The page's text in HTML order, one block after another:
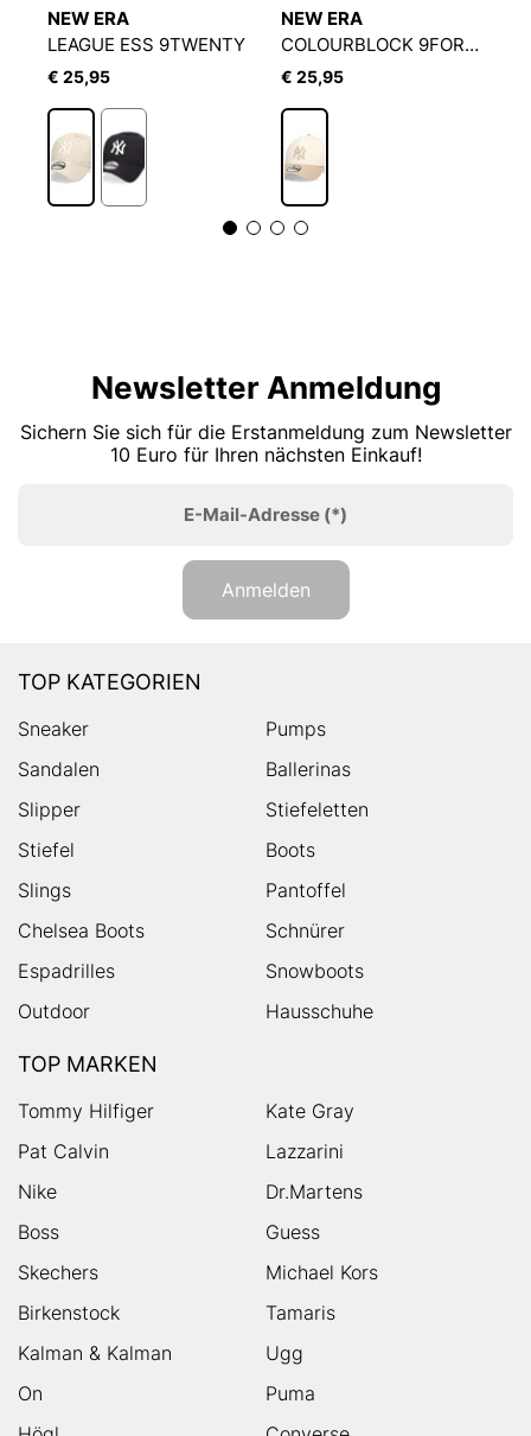
NEW ERA
LEAGUE ESS 9TWENTY
€ 25,95
NEW ERA
COLOURBLOCK 9FORTY
€ 25,95
Newsletter Anmeldung
Sichern Sie sich für die Erstanmeldung zum Newsletter
10 Euro für Ihren nächsten Einkauf!
E-Mail-Adresse (*)
Anmelden
TOP KATEGORIEN
Sneaker
Pumps
Sandalen
Ballerinas
Slipper
Stiefeletten
Stiefel
Boots
Slings
Pantoffel
Chelsea Boots
Schnürer
Espadrilles
Snowboots
Outdoor
Hausschuhe
TOP MARKEN
Tommy Hilfiger
Kate Gray
Pat Calvin
Lazzarini
Nike
Dr.Martens
Boss
Guess
Skechers
Michael Kors
Birkenstock
Tamaris
Kalman & Kalman
Ugg
On
Puma